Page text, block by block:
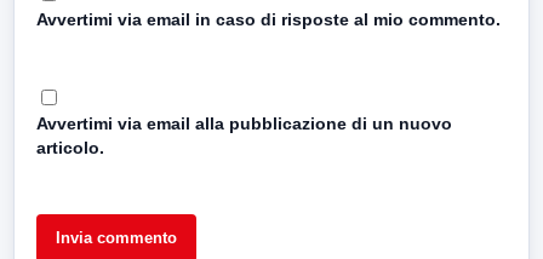
Avvertimi via email in caso di risposte al mio commento.
Avvertimi via email alla pubblicazione di un nuovo
articolo.